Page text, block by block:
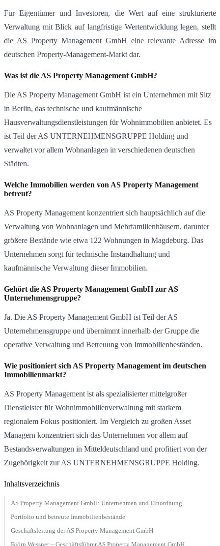
Für Eigentümer und Investoren, die Wert auf eine strukturierte
Verwaltung mit Blick auf langfristige Wertentwicklung legen, stellt
die AS Property Management GmbH eine relevante Adresse im
deutschen Property-Management-Markt dar.
Was ist die AS Property Management GmbH?
Die AS Property Management GmbH ist ein Unternehmen mit Sitz
in Berlin, das technische und kaufmännische
Hausverwaltungsdienstleistungen für Wohnimmobilien anbietet. Es
ist Teil der AS UNTERNEHMENSGRUPPE Holding und
verwaltet vor allem Wohnanlagen in verschiedenen deutschen
Städten.
Welche Immobilien werden von AS Property Management
betreut?
AS Property Management konzentriert sich hauptsächlich auf die
Verwaltung von Wohnanlagen und Mehrfamilienhäusern, darunter
größere Bestände wie etwa 122 Wohnungen in Magdeburg. Das
Unternehmen sorgt für technische Instandhaltung und
kaufmännische Verwaltung dieser Immobilien.
Gehört die AS Property Management GmbH zur AS
Unternehmensgruppe?
Ja. Die AS Property Management GmbH ist Teil der AS
Unternehmensgruppe und übernimmt innerhalb der Gruppe die
operative Verwaltung und Betreuung von Immobilienbeständen.
Wie positioniert sich AS Property Management im deutschen
Immobilienmarkt?
AS Property Management ist als spezialisierter mittelgroßer
Dienstleister für Wohnimmobilienverwaltung mit starkem
regionalem Fokus positioniert. Im Vergleich zu großen Asset
Managern konzentriert sich das Unternehmen vor allem auf
Bestandsverwaltungen in Mitteldeutschland und profitiert von der
Zugehörigkeit zur AS UNTERNEHMENSGRUPPE Holding.
Inhaltsverzeichnis
AS Property Management GmbH: Unternehmen und Einordnung
Portfolio und betreute Immobilienbestände
Geschäftsleitung der AS Property Management GmbH
Björn Wessner – Geschäftsführer AS Property Management GmbH